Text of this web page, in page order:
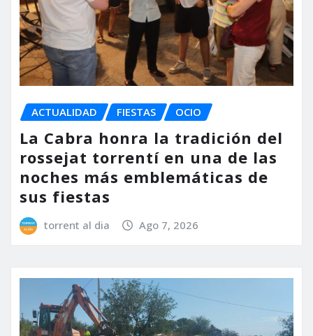
ACTUALIDAD FIESTAS OCIO
La Cabra honra la tradición del
rossejat torrentí en una de las
noches más emblemáticas de
sus fiestas
torrent al dia Ago 7, 2026